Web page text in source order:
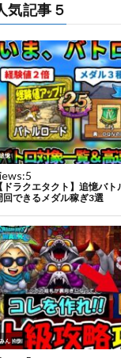
気記事５